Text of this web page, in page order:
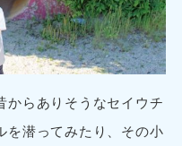
からありそうなセイウチ
を潜ってみたり、その小